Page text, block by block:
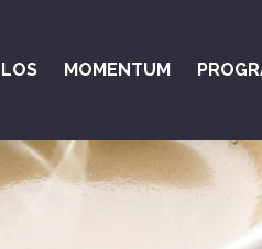
MOMENTUM